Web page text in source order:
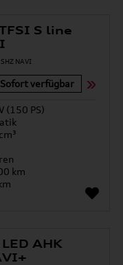
S line
Sofort verfügbar
(150 PS)
km
AHK